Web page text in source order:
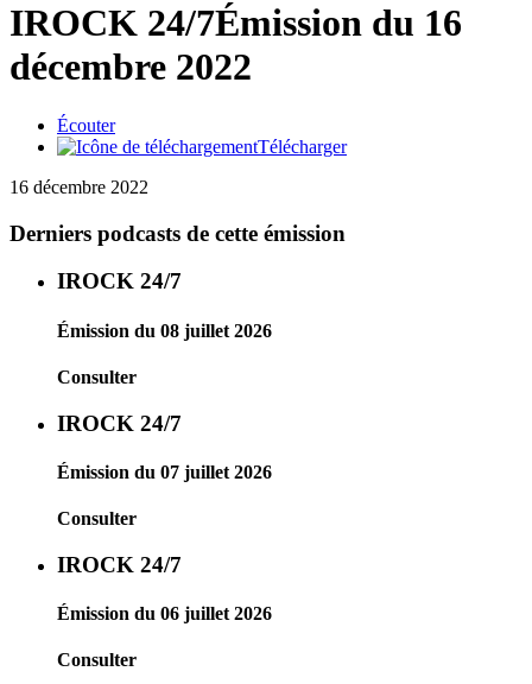
IROCK 24/7Émission du 16
décembre 2022
Écouter
Télécharger
16 décembre 2022
Derniers podcasts de cette émission
IROCK 24/7
Émission du 08 juillet 2026
Consulter
IROCK 24/7
Émission du 07 juillet 2026
Consulter
IROCK 24/7
Émission du 06 juillet 2026
Consulter